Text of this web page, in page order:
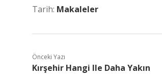
Tarih: Makaleler
Önceki Yazı
Kırşehir Hangi Ile Daha Yakın